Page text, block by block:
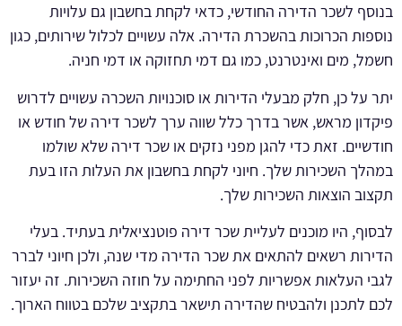
בנוסף לשכר הדירה החודשי, כדאי לקחת בחשבון גם עלויות
נוספות הכרוכות בהשכרת הדירה. אלה עשויים לכלול שירותים, כגון
חשמל, מים ואינטרנט, כמו גם דמי תחזוקה או דמי חניה.
יתר על כן, חלק מבעלי הדירות או סוכנויות השכרה עשויים לדרוש
פיקדון מראש, אשר בדרך כלל שווה ערך לשכר דירה של חודש או
חודשיים. זאת כדי להגן מפני נזקים או שכר דירה שלא שולמו
במהלך השכירות שלך. חיוני לקחת בחשבון את העלות הזו בעת
תקצוב הוצאות השכירות שלך.
לבסוף, היו מוכנים לעליית שכר דירה פוטנציאלית בעתיד. בעלי
הדירות רשאים להתאים את שכר הדירה מדי שנה, ולכן חיוני לברר
לגבי העלאות אפשריות לפני החתימה על חוזה השכירות. זה יעזור
לכם לתכנן ולהבטיח שהדירה תישאר בתקציב שלכם בטווח הארוך.